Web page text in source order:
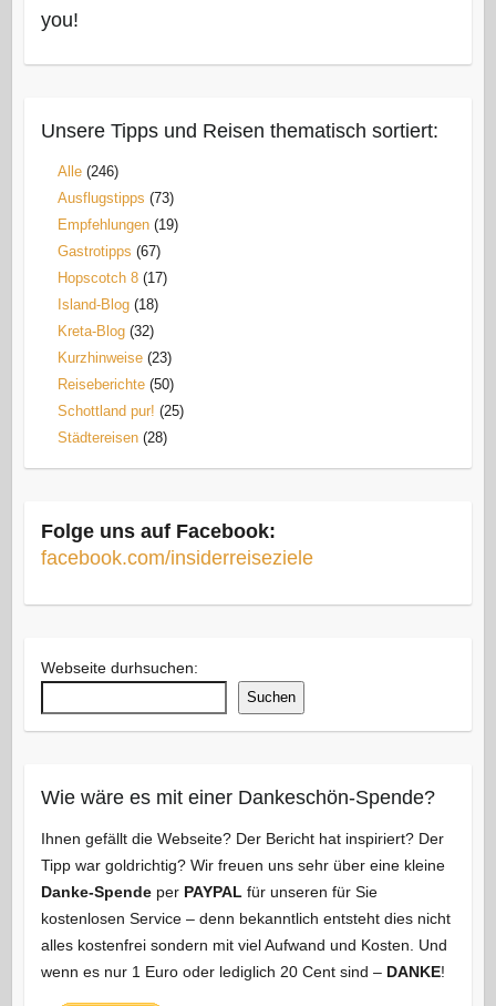
you!
Unsere Tipps und Reisen thematisch sortiert:
Alle(246)
Ausflugstipps (73)
Empfehlungen(19)
Gastrotipps (67)
Hopscotch 8(17)
Island-Blog(18)
Kreta-Blog(32)
Kurzhinweise(23)
Reiseberichte(50)
Schottland pur! (25)
Städtereisen(28)
Folge uns auf Facebook:
facebook.com/insiderreiseziele
Webseite durhsuchen:
Suchen
Wie wäre es mit einer Dankeschön-Spende?
Ihnen gefällt die Webseite? Der Bericht hat inspiriert? Der
Tipp war goldrichtig? Wir freuen uns sehr über eine kleine
Danke-Spendeper PAYPAL für unseren für Sie
kostenlosen Service – denn bekanntlich entsteht dies nicht
alles kostenfrei sondern mit viel Aufwand und Kosten. Und
wenn es nur 1 Euro oder lediglich 20 Cent sind – DANKE!